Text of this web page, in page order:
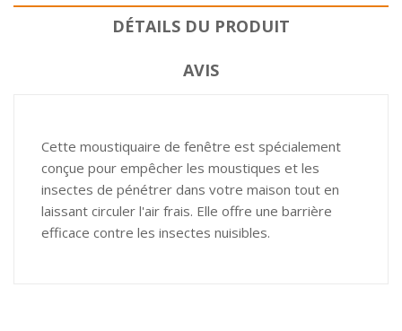
DÉTAILS DU PRODUIT
AVIS
Cette moustiquaire de fenêtre est spécialement
conçue pour empêcher les moustiques et les
insectes de pénétrer dans votre maison tout en
laissant circuler l'air frais. Elle offre une barrière
efficace contre les insectes nuisibles.
L'Equipe d'Action Anti
Nuisible sera en congés
jusqu'au 21 Aout inclus.
Vous pouvez tout de